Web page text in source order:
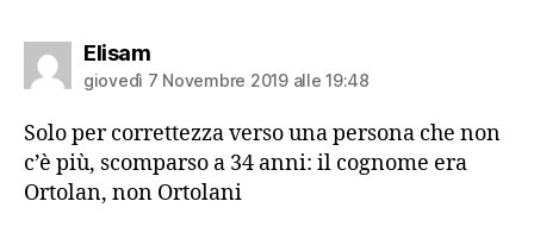
Elisamdice:
giovedì 7 Novembre 2019 alle 19:48
Solo per correttezza verso una persona che non
c’è più, scomparso a 34 anni: il cognome era
Ortolan, non Ortolani